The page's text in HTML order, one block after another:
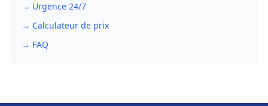
→ Urgence 24/7
→ Calculateur de prix
→ FAQ